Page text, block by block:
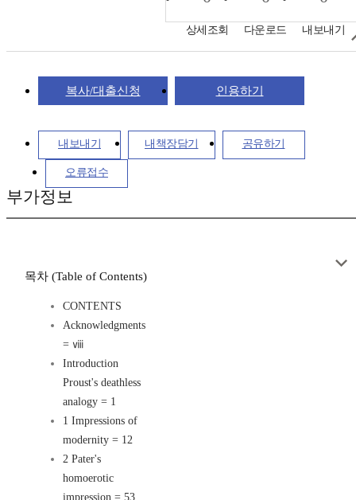
상세조회 다운로드 내보내기
복사/대출신청 인용하기
내보내기 내책장담기 공유하기
오류접수
부가정보
목차 (Table of Contents)
CONTENTS
Acknowledgments
= ⅷ
Introduction
Proust's deathless
analogy = 1
1 Impressions of
modernity = 12
2 Pater's
homoerotic
impression = 53